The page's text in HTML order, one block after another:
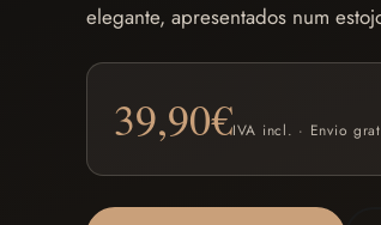
elegante, apresentados num
39,90€IVA incl. · Envio